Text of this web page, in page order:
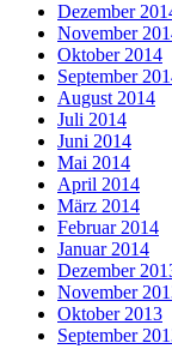
Dezember
November
Oktober 2014
September
August 2014
Juli 2014
Juni 2014
Mai 2014
April 2014
März 2014
Februar 2014
Januar 2014
Dezember
November
Oktober 2013
September